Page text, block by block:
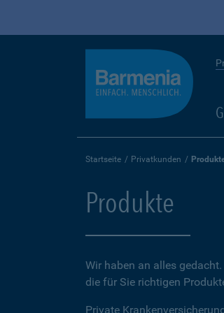
Startseite Privatkunden
Produkte
Wir haben an alles
die für Sie richtigen
Private